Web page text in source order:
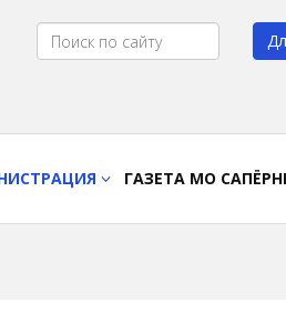
Цвет:A A A A
ГАЗЕТА МО